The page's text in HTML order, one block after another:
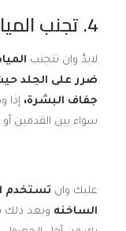
4. تجنب
لابدَّ وان تتجنب
ضرر على الجلد
جفاف البشرة، إذا
سواء بين القدمين
عليك وان تستخدم
الساخنه وبعد ذلك